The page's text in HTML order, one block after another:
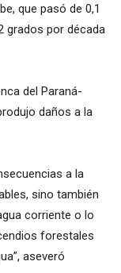
que pasó de 0,1
grados por década
del Paraná-
daños a la
a la
sino también
corriente o lo
forestales
aseveró